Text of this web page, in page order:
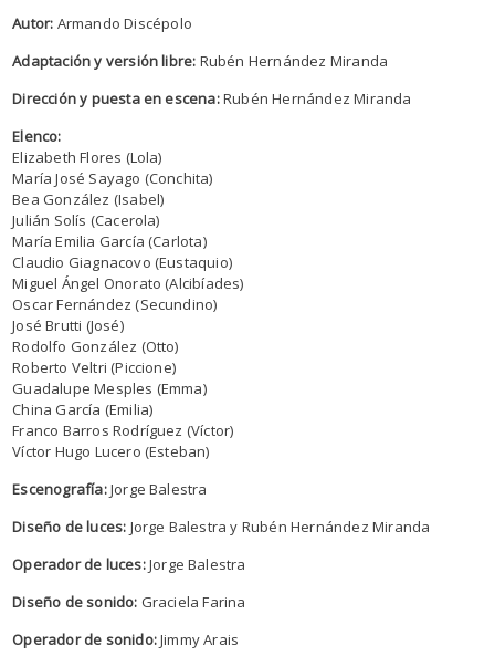
Autor: Armando Discépolo
Adaptación y versión libre: Rubén Hernández Miranda
Dirección y puesta en escena:Rubén Hernández Miranda
Elenco:
Elizabeth Flores (Lola)
María José Sayago (Conchita)
Bea González (Isabel)
Julián Solís (Cacerola)
María Emilia García (Carlota)
Claudio Giagnacovo (Eustaquio)
Miguel Ángel Onorato (Alcibíades)
Oscar Fernández (Secundino)
José Brutti (José)
Rodolfo González (Otto)
Roberto Veltri (Piccione)
Guadalupe Mesples (Emma)
China García (Emilia)
Franco Barros Rodríguez (Víctor)
Víctor Hugo Lucero (Esteban)
Escenografía:Jorge Balestra
Diseño de luces: Jorge Balestra y Rubén Hernández Miranda
Operador de luces:Jorge Balestra
Diseño de sonido: Graciela Farina
Operador de sonido:Jimmy Arais